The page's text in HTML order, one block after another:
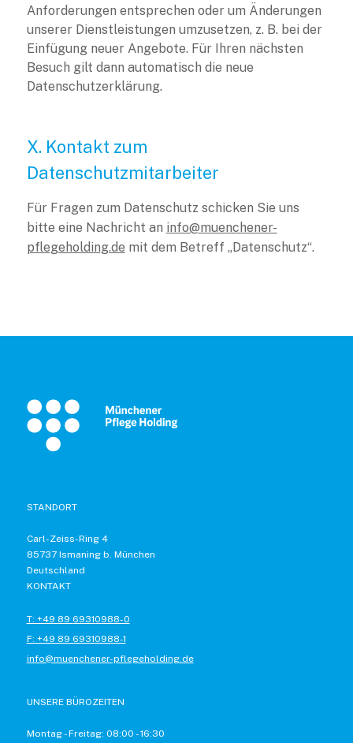
Anforderungen entsprechen oder um Änderungen
unserer Dienstleistungen umzusetzen, z. B. bei der
Einfügung neuer Angebote. Für Ihren nächsten
Besuch gilt dann automatisch die neue
Datenschutzerklärung.
X. Kontakt zum
Datenschutzmitarbeiter
Für Fragen zum Datenschutz schicken Sie uns
bitte eine Nachricht an info@muenchener-
pflegeholding.de mit dem Betreff „Datenschutz“.
STANDORT
Carl-Zeiss-Ring 4
85737 Ismaning b. München
Deutschland
KONTAKT
T: +49 89 69310988-0
F: +49 89 69310988-1
info@muenchener-pflegeholding.de
UNSERE BÜROZEITEN
Montag - Freitag: 08:00 - 16:30